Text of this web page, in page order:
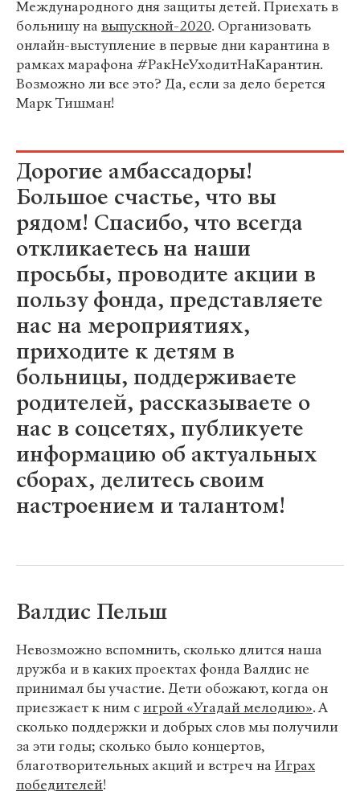
Международного дня защиты детей. Приехать в
больницу на выпускной-2020. Организовать
онлайн-выступление в первые дни карантина в
рамках марафона #РакНеУходитНаКарантин.
Возможно ли все это? Да, если за дело берется
Марк Тишман!
Дорогие амбассадоры!
Большое счастье, что вы
рядом! Спасибо, что всегда
откликаетесь на наши
просьбы, проводите акции в
пользу фонда, представляете
нас на мероприятиях,
приходите к детям в
больницы, поддерживаете
родителей, рассказываете о
нас в соцсетях, публикуете
информацию об актуальных
сборах, делитесь своим
настроением и талантом!
Валдис Пельш
Невозможно вспомнить, сколько длится наша
дружба и в каких проектах фонда Валдис не
принимал бы участие. Дети обожают, когда он
приезжает к ним сигрой «Угадай мелодию». А
сколько поддержки и добрых слов мы получили
за эти годы; сколько было концертов,
благотворительных акций и встреч на Играх
победителей!